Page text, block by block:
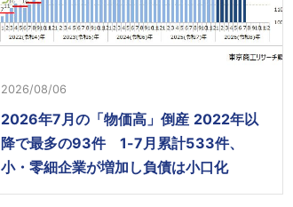
2026/08/06
2026年7月の「物価高」倒産 2022年以
降で最多の93件 1-7月累計533件、
小・零細企業が増加し負債は小口化